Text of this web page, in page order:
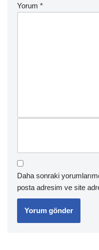
Yorum *
Daha sonraki
posta adresim ve site